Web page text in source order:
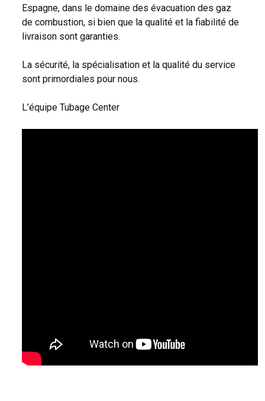
Espagne, dans le domaine des évacuation des gaz
de combustion, si bien que la qualité et la fiabilité de
livraison sont garanties.
La sécurité, la spécialisation et la qualité du service
sont primordiales pour nous.
L’équipe Tubage Center